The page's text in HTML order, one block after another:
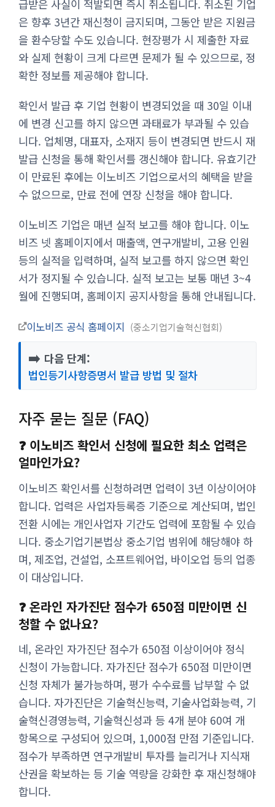
급받은 사실이 적발되면 즉시 취소됩니다. 취소된 기업
은 향후 3년간 재신청이 금지되며, 그동안 받은 지원금
을 환수당할 수도 있습니다. 현장평가 시 제출한 자료
와 실제 현황이 크게 다르면 문제가 될 수 있으므로, 정
확한 정보를 제공해야 합니다.
확인서 발급 후 기업 현황이 변경되었을 때 30일 이내
에 변경 신고를 하지 않으면 과태료가 부과될 수 있습
니다. 업체명, 대표자, 소재지 등이 변경되면 반드시 재
발급 신청을 통해 확인서를 갱신해야 합니다. 유효기간
이 만료된 후에는 이노비즈 기업으로서의 혜택을 받을
수 없으므로, 만료 전에 연장 신청을 해야 합니다.
이노비즈 기업은 매년 실적 보고를 해야 합니다. 이노
비즈 넷 홈페이지에서 매출액, 연구개발비, 고용 인원
등의 실적을 입력하며, 실적 보고를 하지 않으면 확인
서가 정지될 수 있습니다. 실적 보고는 보통 매년 3~4
월에 진행되며, 홈페이지 공지사항을 통해 안내됩니다.
이노비즈 공식 홈페이지 중소기업기술혁신협회
➡️ 다음 단계:
법인등기사항증명서 발급 방법 및 절차
자주 묻는 질문 (FAQ)
❓ 이노비즈 확인서 신청에 필요한 최소 업력은
얼마인가요?
이노비즈 확인서를 신청하려면 업력이 3년 이상이어야
합니다. 업력은 사업자등록증 기준으로 계산되며, 법인
전환 시에는 개인사업자 기간도 업력에 포함될 수 있습
니다. 중소기업기본법상 중소기업 범위에 해당해야 하
며, 제조업, 건설업, 소프트웨어업, 바이오업 등의 업종
이 대상입니다.
❓ 온라인 자가진단 점수가 650점 미만이면 신
청할 수 없나요?
네, 온라인 자가진단 점수가 650점 이상이어야 정식
신청이 가능합니다. 자가진단 점수가 650점 미만이면
신청 자체가 불가능하며, 평가 수수료를 납부할 수 없
습니다. 자가진단은 기술혁신능력, 기술사업화능력, 기
술혁신경영능력, 기술혁신성과 등 4개 분야 60여 개
항목으로 구성되어 있으며, 1,000점 만점 기준입니다.
점수가 부족하면 연구개발비 투자를 늘리거나 지식재
산권을 확보하는 등 기술 역량을 강화한 후 재신청해야
합니다.